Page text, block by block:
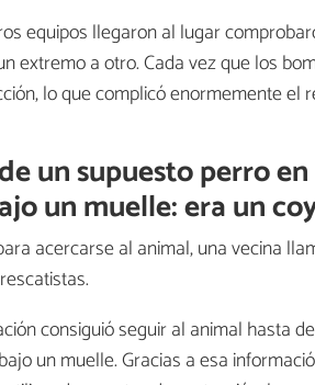
equipos llegaron al lugar
extremo a otro. Cada vez que los
lo que complicó enormemente el
un supuesto perro
un muelle: era un
acercarse al animal, una vecina
consiguió seguir al animal hasta
un muelle. Gracias a esa